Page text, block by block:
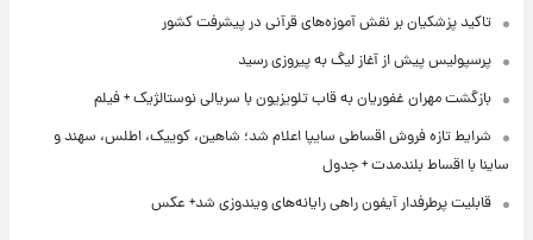
تاکید پزشکیان بر نقش آموزه‌های قرآنی در پیشرفت کشور
پرسپولیس پیش از آغاز لیگ به پیروزی رسید
بازگشت مهران غفوریان به قاب تلویزیون با سریالی نوستالژیک + فیلم
شرایط تازه فروش اقساطی سایپا اعلام شد؛ شاهین، کوییک، اطلس، سهند و
ساینا با اقساط بلندمدت + جدول
قابلیت پرطرفدار آیفون راهی رایانه‌های ویندوزی شد+ عکس